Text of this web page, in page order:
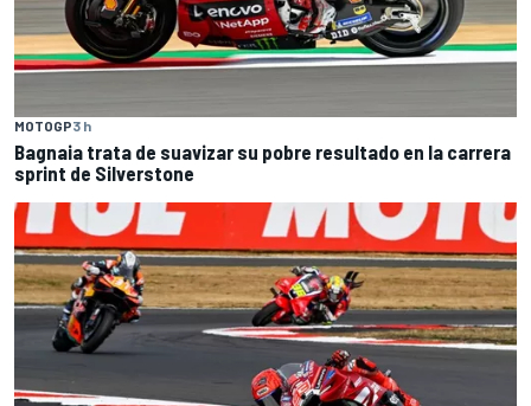
MOTOGP3 h
Bagnaia trata de suavizar su pobre resultado en la carrera
sprint de Silverstone